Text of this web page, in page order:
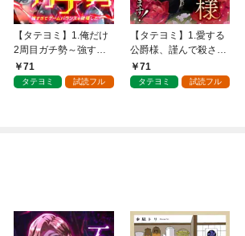
【タテヨミ】1.俺だけ
2周目ガチ勢～強すぎ
てゲームバランスを破
壊した～
71
タテヨミ 試読フル
【タテヨミ】1.愛する
公爵様、謹んで殺させ
ていただきます！
71
タテヨミ 試読フル